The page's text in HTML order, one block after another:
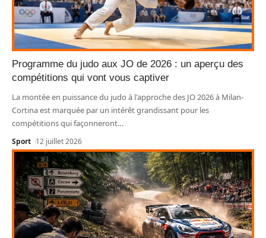
Programme du judo aux JO de 2026 : un aperçu des
compétitions qui vont vous captiver
La montée en puissance du judo à l'approche des JO 2026 à Milan-
Cortina est marquée par un intérêt grandissant pour les
compétitions qui façonneront…
Sport 12 juillet 2026